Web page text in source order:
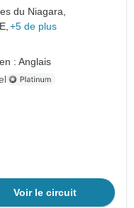
du Niagara,
+5 de plus
: Anglais
Voir le circuit